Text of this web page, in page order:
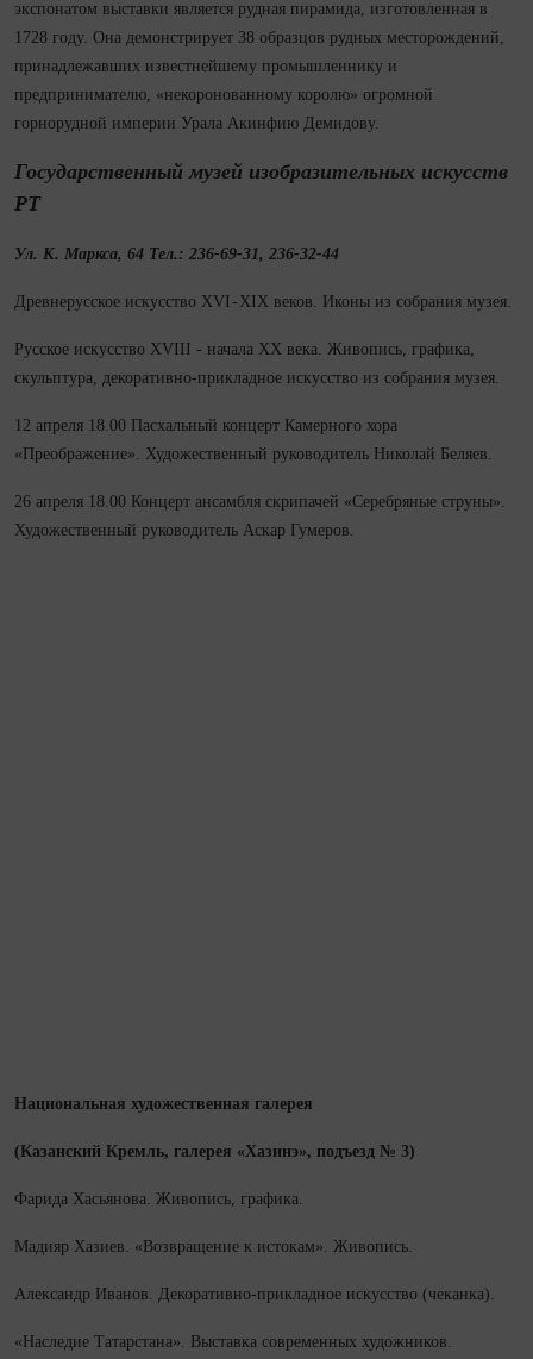
экспонатом выставки является рудная пирамида, изготовленная в
1728 году. Она демонстрирует 38 образцов рудных месторождений,
принадлежавших известнейшему промышленнику и
предпринимателю, «некоронованному королю» огромной
горнорудной империи Урала Акинфию Демидову.
Государственный музей изобразительных искусств
РТ
Ул. К. Маркса, 64 Тел.: 236-69-31, 236-32-44
Древнерусское искусство XVI - XIX веков. Иконы из собрания музея.
Русское искусство XVIII - начала XX века. Живопись, графика,
скульп­тура, декоративно‑прикладное искусство из собрания музея.
12 апреля 18.00 Пасхальный концерт Камерного хора
«Преображение». Художественный руководитель Николай Беляев.
26 апреля 18.00 Концерт ан­самб­ля скрипачей «Серебряные струны».
Художественный руководитель Аскар Гумеров.
Национальная художественная галерея
(Казанский Кремль, галерея «Хазинэ», подъезд № 3)
Фарида Хасьянова. Живопись, графика.
Мадияр Хазиев. «Возвращение к истокам». Живопись.
Александр Иванов. Декоративно‑прикладное искусство (чеканка).
«Наследие Татарстана». Выставка современных художников.